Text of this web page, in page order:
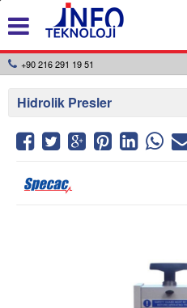
+90 216 291 19 51
Hidrolik Presler